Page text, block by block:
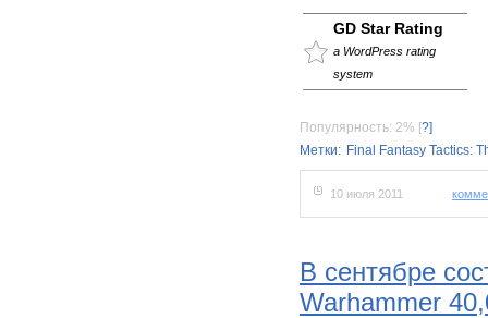
GD Star Rating
a WordPress rating
system
Популярность: 2% [?]
Метки: Final Fantasy Tactics:
10 июля 2011
В сентябре
Warhammer